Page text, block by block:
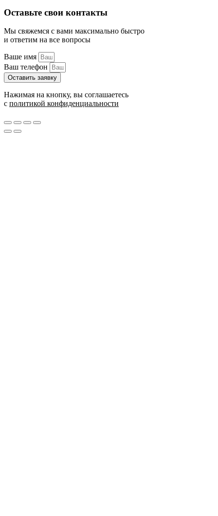
Оставьте свои контакты
Мы свяжемся с вами максимально быстро
и ответим на все вопросы
Ваше имя
Ваш телефон
Оставить заявку
Нажимая на кнопку, вы соглашаетесь
с политикой конфиденциальности